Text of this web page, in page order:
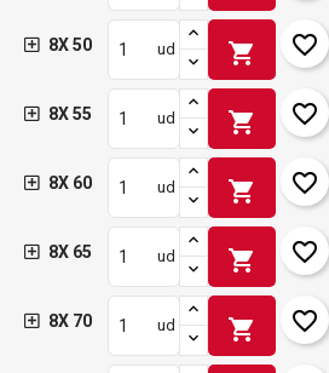
8X 50 ud shopping_cart favorite_border
8X 55 ud shopping_cart favorite_border
8X 60 ud shopping_cart favorite_border
8X 65 ud shopping_cart favorite_border
8X 70 ud shopping_cart favorite_border